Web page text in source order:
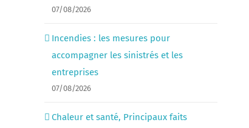
07/08/2026
Incendies : les mesures pour
accompagner les sinistrés et les
entreprises
07/08/2026
Chaleur et santé, Principaux faits